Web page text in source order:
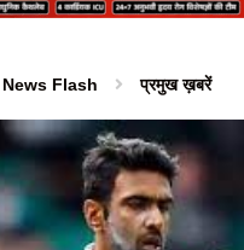
News Flash प्रमुख ख़बरें